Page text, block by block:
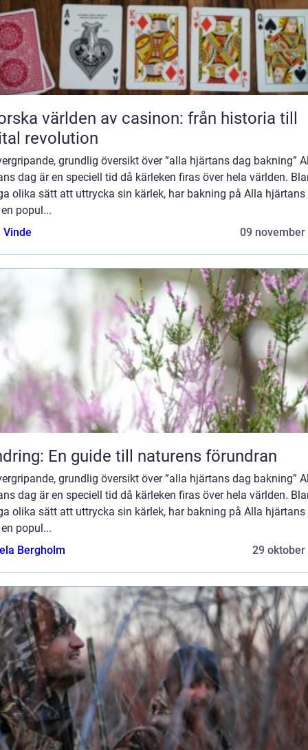
världen av casinon: från historia till
revolution
grundlig översikt över ”alla hjärtans dag bakning”
dag är en speciell tid då kärleken firas över hela världen.
olika sätt att uttrycka sin kärlek, har bakning på Alla hjärtans
popul...
Vinde
09 november
En guide till naturens förundran
grundlig översikt över ”alla hjärtans dag bakning”
dag är en speciell tid då kärleken firas över hela världen.
olika sätt att uttrycka sin kärlek, har bakning på Alla hjärtans
popul...
Bergholm
29 oktober